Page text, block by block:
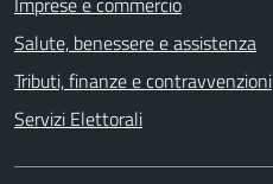
Salute, benessere e assistenza
Tributi, finanze e contravvenzioni
Servizi Elettorali